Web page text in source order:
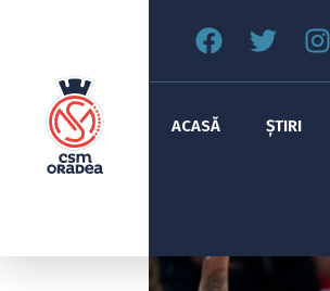
ACASĂ ȘTIRI